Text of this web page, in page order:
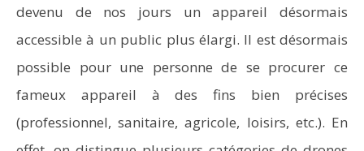
devenu de nos jours un appareil désormais
accessible à un public plus élargi. Il est désormais
possible pour une personne de se procurer ce
fameux appareil à des fins bien précises
(professionnel, sanitaire, agricole, loisirs, etc.). En